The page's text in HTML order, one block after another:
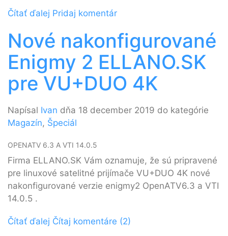
Čítať ďalej Pridaj komentár
Nové nakonfigurované
Enigmy 2 ELLANO.SK
pre VU+DUO 4K
Napísal Ivan dňa 18 december 2019 do kategórie
Magazín, Špeciál
OPENATV 6.3 A VTI 14.0.5
Firma ELLANO.SK Vám oznamuje, že sú pripravené
pre linuxové satelitné prijímače VU+DUO 4K nové
nakonfigurované verzie enigmy2 OpenATV6.3 a VTI
14.0.5 .
Čítať ďalej Čítaj komentáre (2)